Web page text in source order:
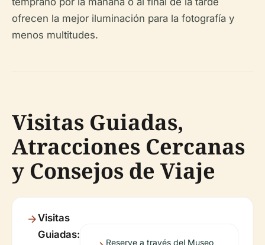
ofrecen la mejor iluminación para la fotografía y
menos multitudes.
Visitas Guiadas,
Atracciones Cercanas
y Consejos de Viaje
Visitas
Guiadas:
Reserve a través del Museo